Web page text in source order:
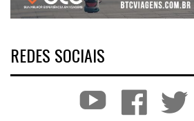
REDES SOCIAIS
YouTube Facebook